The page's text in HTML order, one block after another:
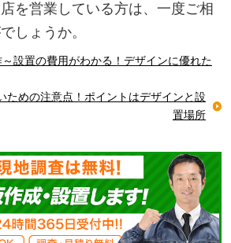
を営業している方は、一度ご相
しょうか。
設置の費用がわかる！デザインに優れた
ための注意点！ポイントはデザインと設
置場所